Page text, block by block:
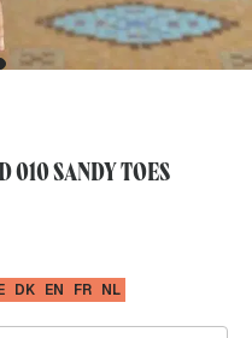
010 SANDY TOES
DK EN FR NL